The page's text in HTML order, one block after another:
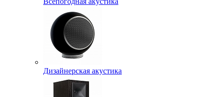
Дизайнерская акустика